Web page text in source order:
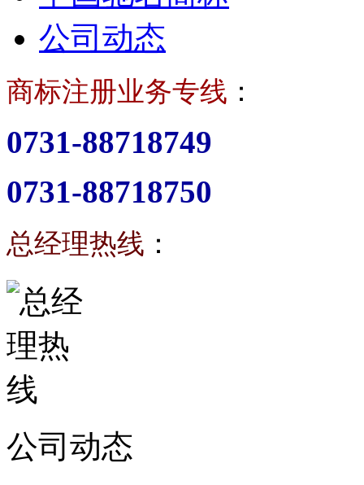
公司动态
商标注册业务专线 ：
0731-88718749
0731-88718750
总经理热线 ：
公司动态